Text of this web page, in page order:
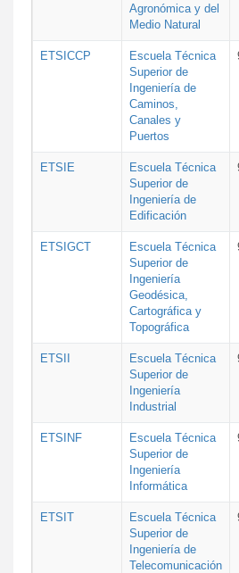
Agronómica y del
Medio Natural
ETSICCP
Escuela Técnica
Superior de
Ingeniería de
Caminos,
Canales y
Puertos
ETSIE
Escuela Técnica
Superior de
Ingeniería de
Edificación
ETSIGCT
Escuela Técnica
Superior de
Ingeniería
Geodésica,
Cartográfica y
Topográfica
ETSII
Escuela Técnica
Superior de
Ingeniería
Industrial
ETSINF
Escuela Técnica
Superior de
Ingeniería
Informática
ETSIT
Escuela Técnica
Superior de
Ingeniería de
Telecomunicación